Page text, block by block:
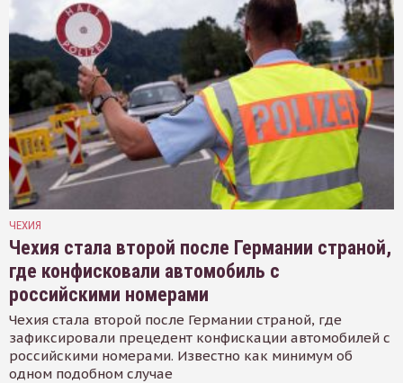
ЧЕХИЯ
Чехия стала второй после Германии страной,
где конфисковали автомобиль с
российскими номерами
Чехия стала второй после Германии страной, где
зафиксировали прецедент конфискации автомобилей с
российскими номерами. Известно как минимум об
одном подобном случае